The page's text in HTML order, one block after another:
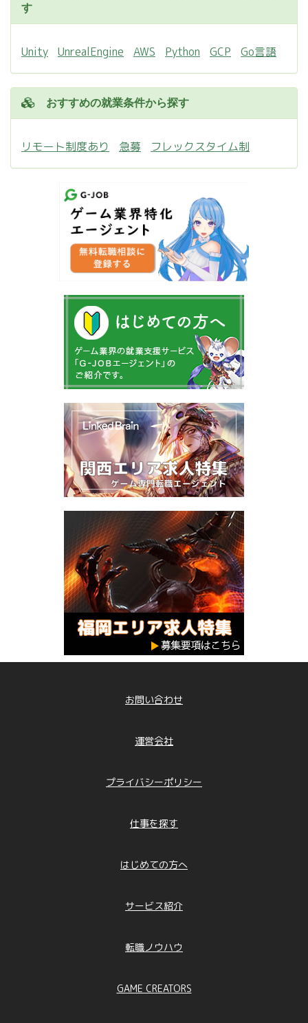
す
Unity UnrealEngine AWS Python GCP Go言語
おすすめの就業条件から探す
リモート制度あり 急募 フレックスタイム制
お問い合わせ
運営会社
プライバシーポリシー
仕事を探す
はじめての方へ
サービス紹介
転職ノウハウ
GAME CREATORS